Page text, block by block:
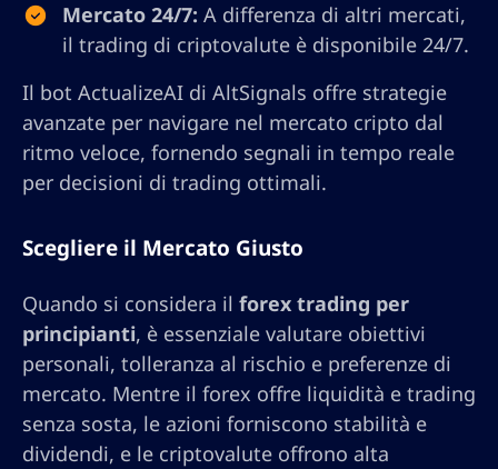
Mercato 24/7: A differenza di altri mercati,
il trading di criptovalute è disponibile 24/7.
Il bot ActualizeAI di AltSignals offre strategie
avanzate per navigare nel mercato cripto dal
ritmo veloce, fornendo segnali in tempo reale
per decisioni di trading ottimali.
Scegliere il Mercato Giusto
Quando si considera il forex trading per
principianti, è essenziale valutare obiettivi
personali, tolleranza al rischio e preferenze di
mercato. Mentre il forex offre liquidità e trading
senza sosta, le azioni forniscono stabilità e
dividendi, e le criptovalute offrono alta